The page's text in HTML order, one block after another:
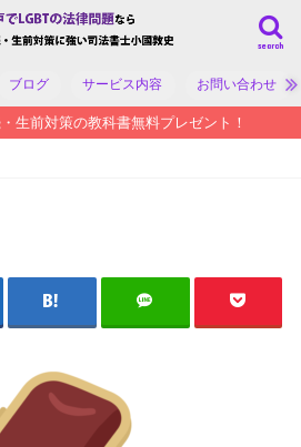
search
ブログ サービス内容 お問い合わせ
生前対策の教科書無料プレゼント！